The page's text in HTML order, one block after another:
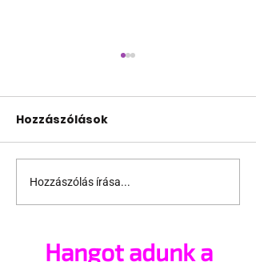
2027-től Kanada is
ott lesz az Eurovízión
Hozzászólások
Hozzászólás írása...
Hangot adunk a